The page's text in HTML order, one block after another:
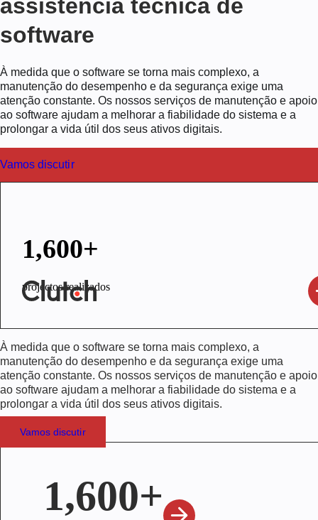
assistência técnica de
software
À medida que o software se torna mais complexo, a
manutenção do desempenho e da segurança exige uma
atenção constante. Os nossos serviços de manutenção e apoio
ao software ajudam a melhorar a fiabilidade do sistema e a
prolongar a vida útil dos seus ativos digitais.
Vamos discutir
1,600+
projectos realizados
À medida que o software se torna mais complexo, a
manutenção do desempenho e da segurança exige uma
atenção constante. Os nossos serviços de manutenção e apoio
ao software ajudam a melhorar a fiabilidade do sistema e a
prolongar a vida útil dos seus ativos digitais.
Vamos discutir
1,600+